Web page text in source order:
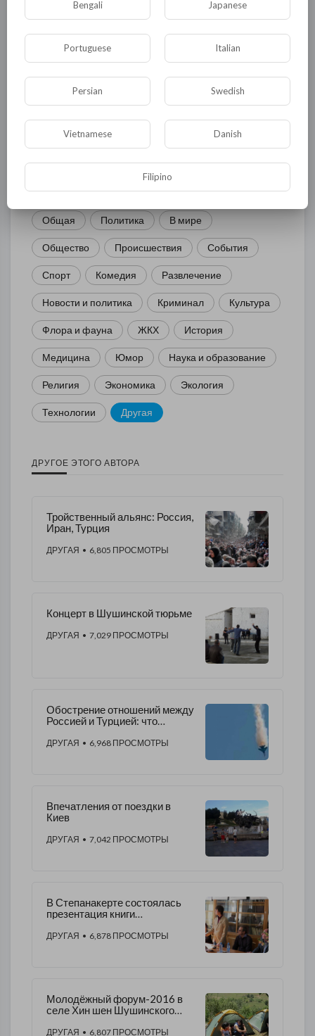
Комментариев нет
Общая Политика В мире
Общество Происшествия События
Спорт Комедия Развлечение
Новости и политика Криминал Культура
Флора и фауна ЖКХ История
Медицина Юмор Наука и образование
Религия Экономика Экология
Технологии Другая
ДРУГОЕ ЭТОГО АВТОРА
Тройственный альянс: Россия,
Иран, Турция
ДРУГАЯ • 6,805 ПРОСМОТРЫ
Концерт в Шушинской тюрьме
ДРУГАЯ • 7,029 ПРОСМОТРЫ
Обострение отношений между
Россией и Турцией: что
ДРУГАЯ • 6,968 ПРОСМОТРЫ
Впечатления от поездки в
Киев
ДРУГАЯ • 7,042 ПРОСМОТРЫ
В Степанакерте состоялась
презентация книги
ДРУГАЯ • 6,878 ПРОСМОТРЫ
Молодёжный форум-2016 в
селе Хин шен Шушинского
ДРУГАЯ • 6,807 ПРОСМОТРЫ
Bengali Japanese
Portuguese Italian
Persian Swedish
Vietnamese Danish
Filipino